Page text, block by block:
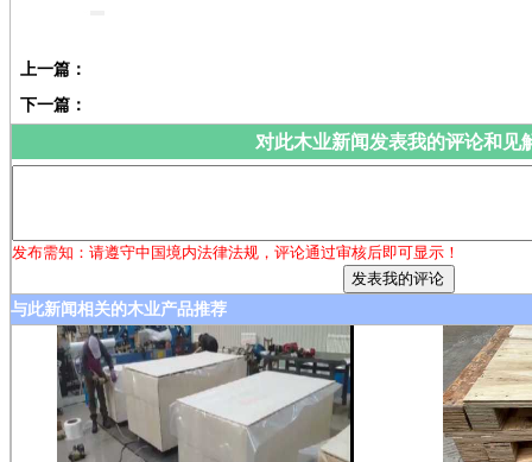
上一篇：
下一篇：
对此木业新闻发表我的评论和见
发布需知：请遵守中国境内法律法规，评论通过审核后即可显示！
与此新闻相关的木业产品推荐